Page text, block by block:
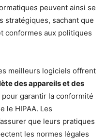
peuvent ainsi se
stratégiques, sachant que
conformes aux politiques
meilleurs logiciels offrent
des appareils et des
garantir la conformité
le HIPAA. Les
que leurs pratiques
les normes légales